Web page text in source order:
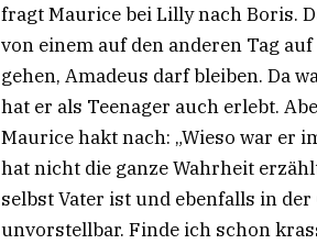
fragt Maurice bei Lilly nach Boris.
von einem auf den anderen Tag
gehen, Amadeus darf bleiben. Da
hat er als Teenager auch erlebt.
Maurice hakt nach: „Wieso war er
hat nicht die ganze Wahrheit
selbst Vater ist und ebenfalls in
unvorstellbar. Finde ich schon